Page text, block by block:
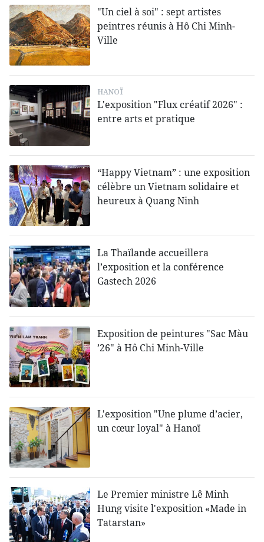
"Un ciel à soi" : sept artistes
peintres réunis à Hô Chi Minh-
Ville
HANOÏ
L'exposition "Flux créatif 2026" :
entre arts et pratique
“Happy Vietnam” : une exposition
célèbre un Vietnam solidaire et
heureux à Quang Ninh
La Thaïlande accueillera
l’exposition et la conférence
Gastech 2026
Exposition de peintures "Sac Màu
’26" à Hô Chi Minh-Ville
L'exposition "Une plume d’acier,
un cœur loyal" à Hanoï
Le Premier ministre Lê Minh
Hung visite l'exposition «Made in
Tatarstan»